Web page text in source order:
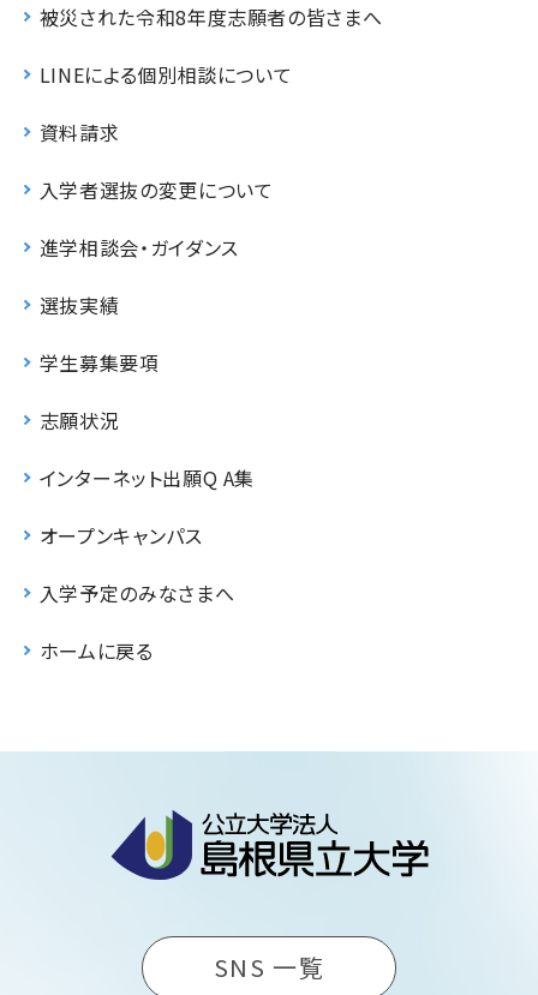
被災された令和8年度志願者の皆さまへ
LINEによる個別相談について
資料請求
入学者選抜の変更について
進学相談会・ガイダンス
選抜実績
学生募集要項
志願状況
インターネット出願Q A集
オープンキャンパス
入学予定のみなさまへ
ホームに戻る
SNS 一覧